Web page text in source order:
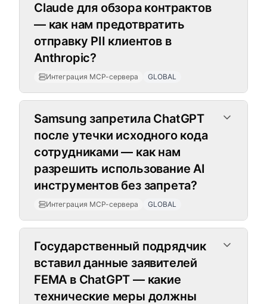
Claude для обзора контрактов
— как нам предотвратить
отправку PII клиентов в
Anthropic?
Интеграция MCP-сервера GLOBAL
Samsung запретила ChatGPT
после утечки исходного кода
сотрудниками — как нам
разрешить использование AI
инструментов без запрета?
Интеграция MCP-сервера GLOBAL
Государственный подрядчик
вставил данные заявителей
FEMA в ChatGPT — какие
технические меры должны